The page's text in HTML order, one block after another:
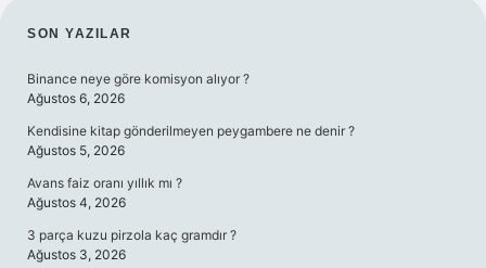
SIDEBAR
SON YAZILAR
Binance neye göre komisyon alıyor ?
Ağustos 6, 2026
Kendisine kitap gönderilmeyen peygambere ne denir ?
Ağustos 5, 2026
Avans faiz oranı yıllık mı ?
Ağustos 4, 2026
3 parça kuzu pirzola kaç gramdır ?
Ağustos 3, 2026